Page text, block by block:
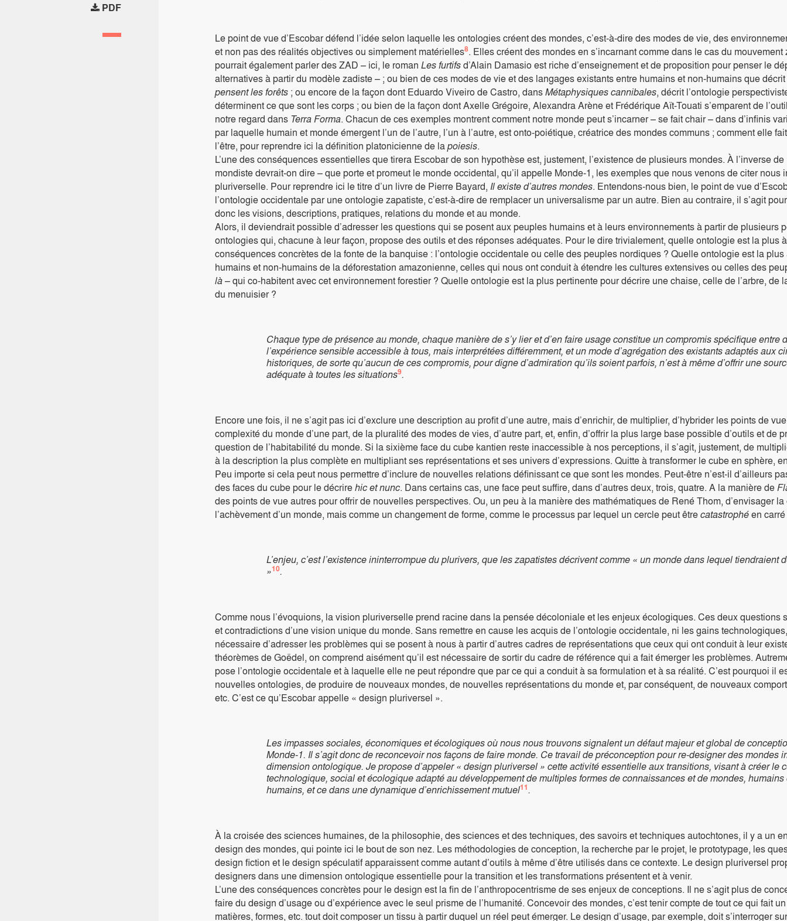
PDF
Le point de vue d’Escobar défend l’idée selon laquelle les ontologies créent des mondes, c’est-à-dire des modes de vie, des
et non pas des réalités objectives ou simplement matérielles8. Elles créent des mondes en s’incarnant comme dans le cas du mouvement
pourrait également parler des ZAD – ici, le roman Les furtifsd’Alain Damasio est riche d’enseignement et de proposition pour penser le
alternatives à partir du modèle zadiste – ; ou bien de ces modes de vie et des langages existants entre humains et non-humains que
pensent les forêts ; ou encore de la façon dont Eduardo Viveiro de Castro, dansMétaphysiques cannibales, décrit l’ontologie
déterminent ce que sont les corps ; ou bien de la façon dont Axelle Grégoire, Alexandra Arène et Frédérique Aït-Touati s’emparent de
notre regard dans Terra Forma. Chacun de ces exemples montrent comment notre monde peut s’incarner – se fait chair – dans d’infinis
par laquelle humain et monde émergent l’un de l’autre, l’un à l’autre, est onto-poiétique, créatrice des mondes communs ; comment elle
l’être, pour reprendre ici la définition platonicienne de lapoiesis.
L’une des conséquences essentielles que tirera Escobar de son hypothèse est, justement, l’existence de plusieurs mondes. À l’inverse
mondiste devrait-on dire – que porte et promeut le monde occidental, qu’il appelle Monde-1, les exemples que nous venons de citer nous
pluriverselle. Pour reprendre ici le titre d’un livre de Pierre Bayard, Il existe d’autres mondes. Entendons-nous bien, le point de vue
l’ontologie occidentale par une ontologie zapatiste, c’est-à-dire de remplacer un universalisme par un autre. Bien au contraire, il s’agit
donc les visions, descriptions, pratiques, relations du monde et au monde.
Alors, il deviendrait possible d’adresser les questions qui se posent aux peuples humains et à leurs environnements à partir de plusieurs
ontologies qui, chacune à leur façon, propose des outils et des réponses adéquates. Pour le dire trivialement, quelle ontologie est la plus
conséquences concrètes de la fonte de la banquise : l’ontologie occidentale ou celle des peuples nordiques ? Quelle ontologie est la
humains et non-humains de la déforestation amazonienne, celles qui nous ont conduit à étendre les cultures extensives ou celles des
là– qui co-habitent avec cet environnement forestier ? Quelle ontologie est la plus pertinente pour décrire une chaise, celle de l’arbre, de
du menuisier ?
Chaque type de présence au monde, chaque manière de s’y lier et d’en faire usage constitue un compromis spécifique entre
l’expérience sensible accessible à tous, mais interprétées différemment, et un mode d’agrégation des existants adaptés aux
historiques, de sorte qu’aucun de ces compromis, pour digne d’admiration qu’ils soient parfois, n’est à même d’offrir une
adéquate à toutes les situations9.
Encore une fois, il ne s’agit pas ici d’exclure une description au profit d’une autre, mais d’enrichir, de multiplier, d’hybrider les points de
complexité du monde d’une part, de la pluralité des modes de vies, d’autre part, et, enfin, d’offrir la plus large base possible d’outils et de
question de l’habitabilité du monde. Si la sixième face du cube kantien reste inaccessible à nos perceptions, il s’agit, justement, de
à la description la plus complète en multipliant ses représentations et ses univers d’expressions. Quitte à transformer le cube en sphère,
Peu importe si cela peut nous permettre d’inclure de nouvelles relations définissant ce que sont les mondes. Peut-être n’est-il d’ailleurs
des faces du cube pour le décrirehic et nunc. Dans certains cas, une face peut suffire, dans d’autres deux, trois, quatre. A la manière de
des points de vue autres pour offrir de nouvelles perspectives. Ou, un peu à la manière des mathématiques de René Thom, d’envisager
l’achèvement d’un monde, mais comme un changement de forme, comme le processus par lequel un cercle peut êtrecatastrophéen
L’enjeu, c’est l’existence ininterrompue du plurivers, que les zapatistes décrivent comme « un monde dans lequel tiendraient
»10.
Comme nous l’évoquions, la vision pluriverselle prend racine dans la pensée décoloniale et les enjeux écologiques. Ces deux questions
et contradictions d’une vision unique du monde. Sans remettre en cause les acquis de l’ontologie occidentale, ni les gains
nécessaire d’adresser les problèmes qui se posent à nous à partir d’autres cadres de représentations que ceux qui ont conduit à leur
théorèmes de Goëdel, on comprend aisément qu’il est nécessaire de sortir du cadre de référence qui a fait émerger les problèmes.
pose l’ontologie occidentale et à laquelle elle ne peut répondre que par ce qui a conduit à sa formulation et à sa réalité. C’est pourquoi il
nouvelles ontologies, de produire de nouveaux mondes, de nouvelles représentations du monde et, par conséquent, de nouveaux
etc. C’est ce qu’Escobar appelle « design pluriversel ».
Les impasses sociales, économiques et écologiques où nous nous trouvons signalent un défaut majeur et global de
Monde-1. Il s’agit donc de reconcevoir nos façons de faire monde. Ce travail de préconception pour re-designer des mondes
dimension ontologique. Je propose d’appeler « design pluriversel » cette activité essentielle aux transitions, visant à créer le
technologique, social et écologique adapté au développement de multiples formes de connaissances et de mondes, humains
humains, et ce dans une dynamique d’enrichissement mutuel11.
À la croisée des sciences humaines, de la philosophie, des sciences et des techniques, des savoirs et techniques autochtones, il y a un
design des mondes, qui pointe ici le bout de son nez. Les méthodologies de conception, la recherche par le projet, le prototypage, les
design fiction et le design spéculatif apparaissent comme autant d’outils à même d’être utilisés dans ce contexte. Le design pluriversel
designers dans une dimension ontologique essentielle pour la transition et les transformations présentent et à venir.
L’une des conséquences concrètes pour le design est la fin de l’anthropocentrisme de ses enjeux de conceptions. Il ne s’agit plus de
faire du design d’usage ou d’expérience avec le seul prisme de l’humanité. Concevoir des mondes, c’est tenir compte de tout ce qui fait
matières, formes, etc. tout doit composer un tissu à partir duquel un réel peut émerger. Le design d’usage, par exemple, doit s’interroger